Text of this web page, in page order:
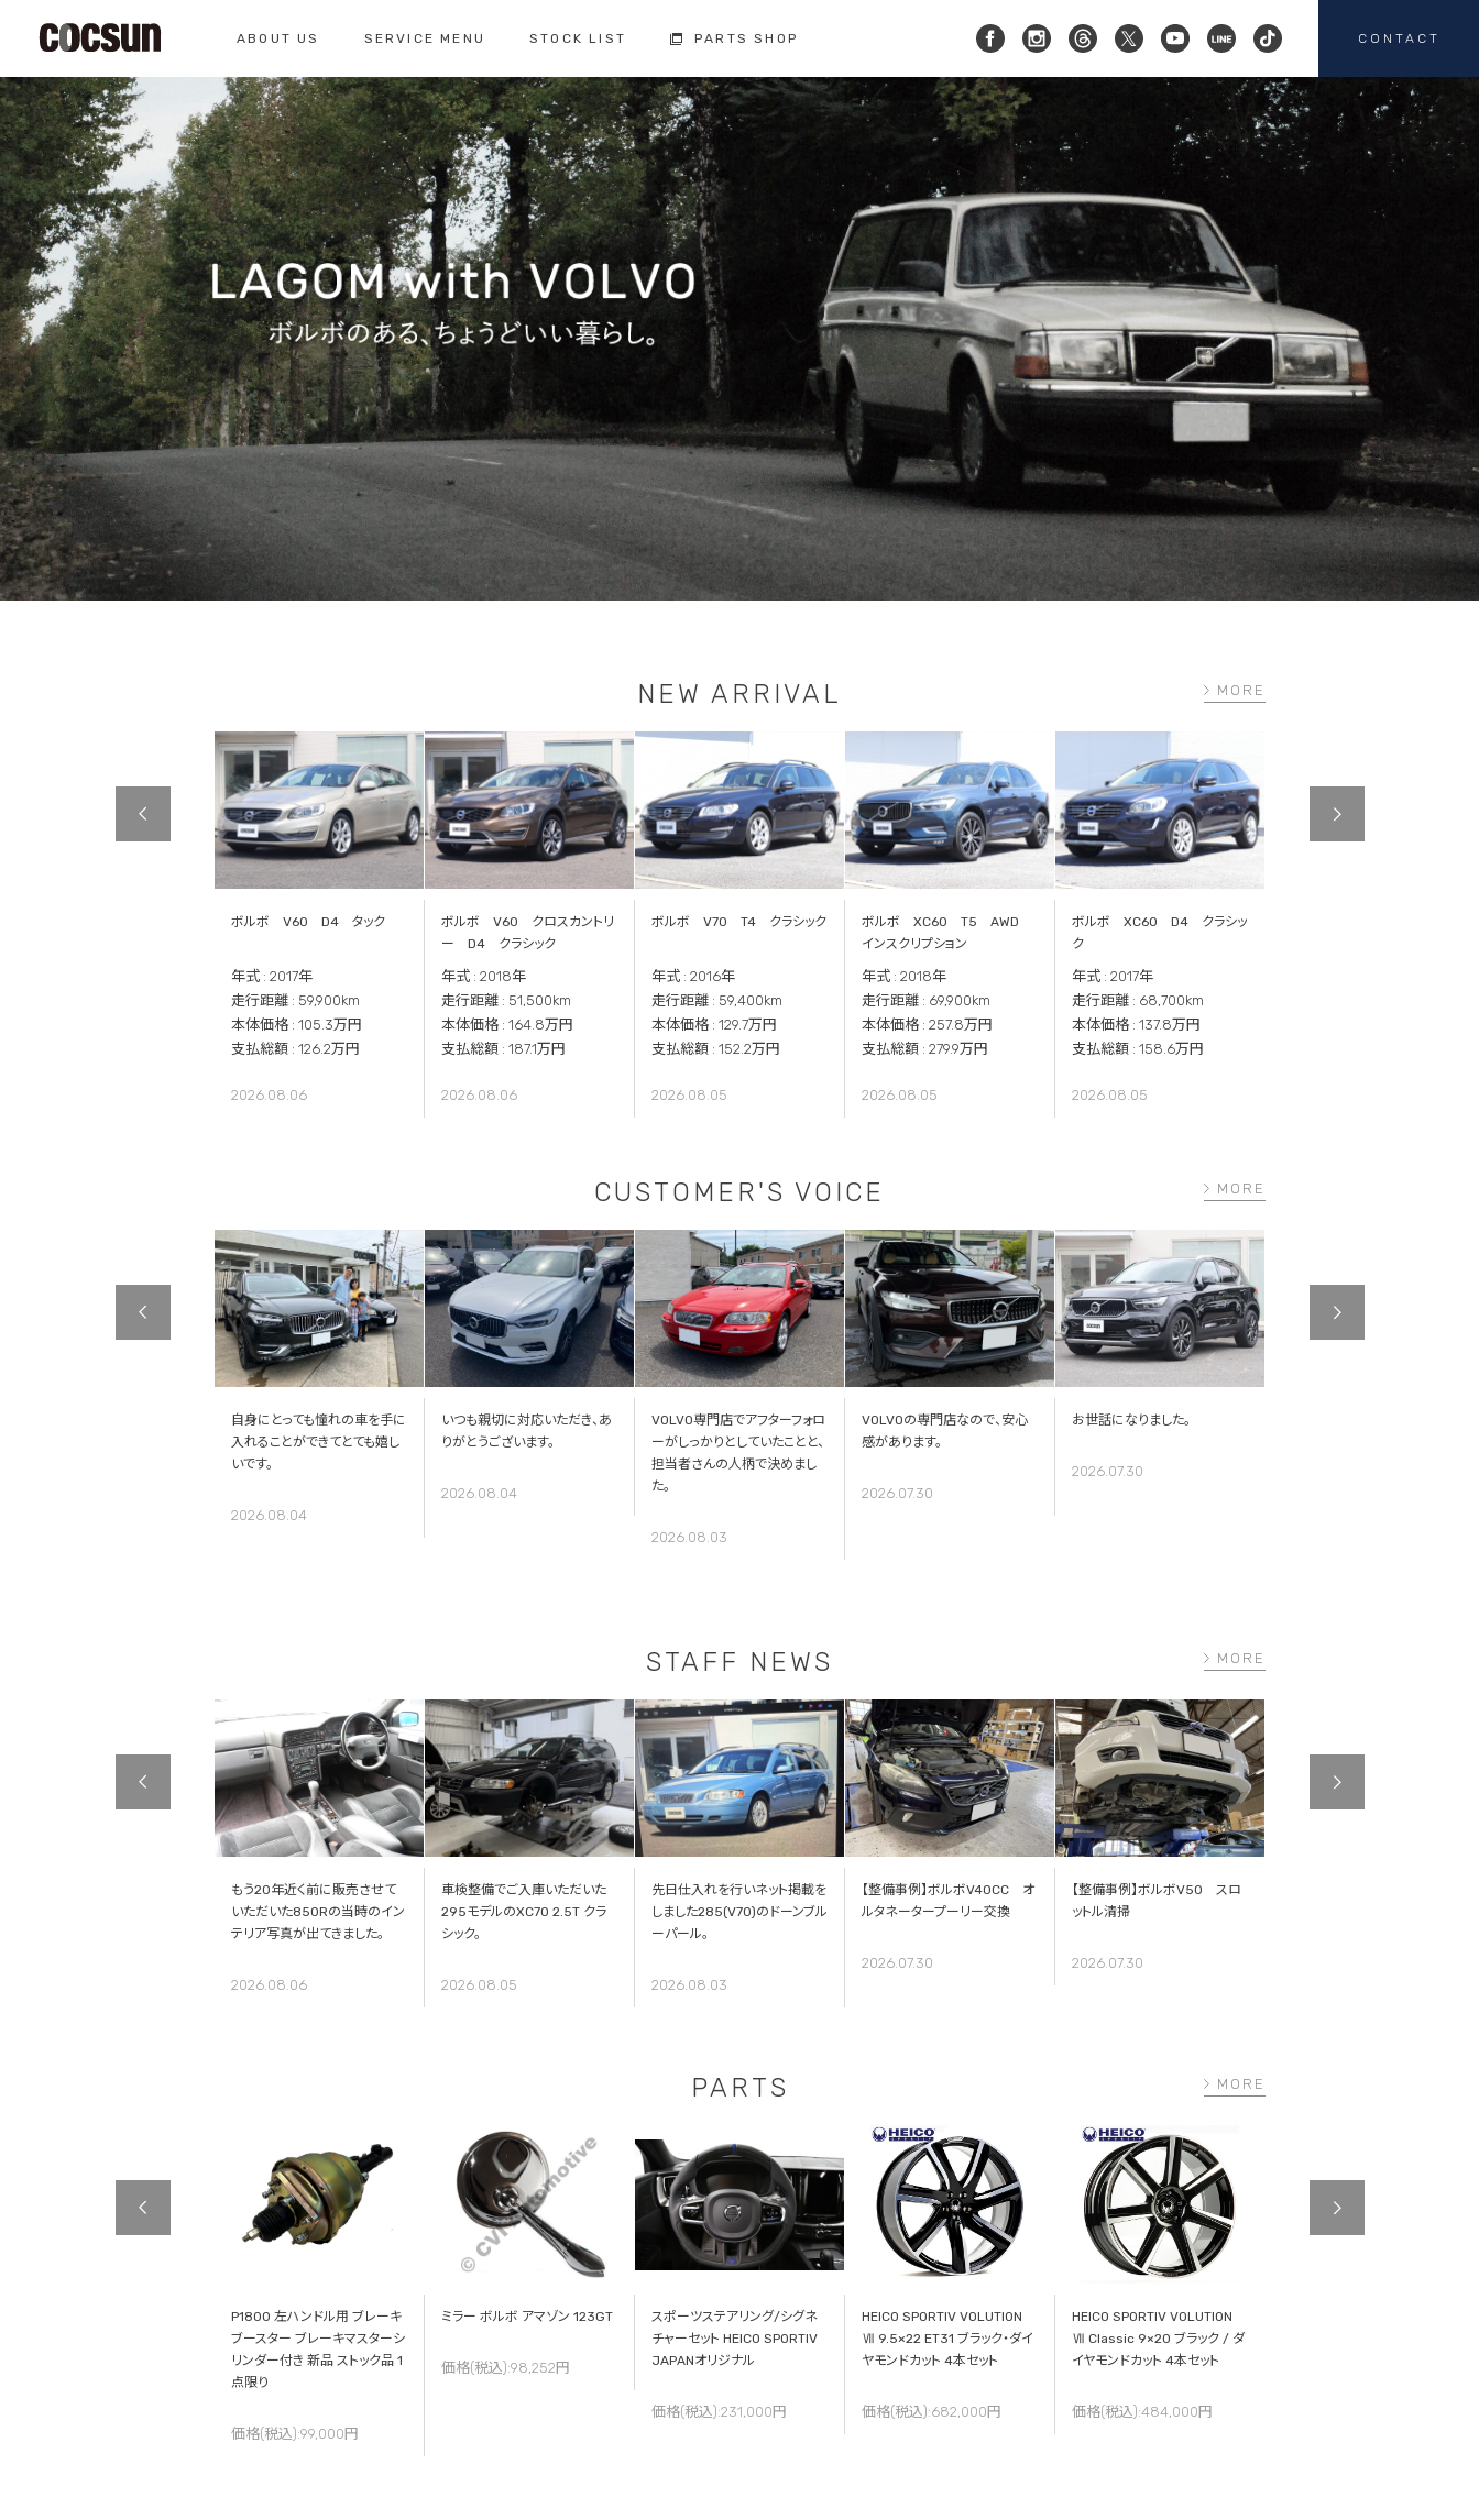
ABOUT US
私たちについて コクスンについて フィロソフィー 人と環境への配慮 会社概要 店舗紹介
仕入れの基準 お車の保証 納車前の整備 HEICO SPORTIV お客様の声
SERVICE MENU
サービスメニュー 車検のご案内 修理・点検・メンテナンス カスタマイズ
クラシックカー整備 ボルボ故障事例集 買取査定
STOCK LIST PARTS SHOP CONTACT
CONTACT
お問い合わせ
コクスン北名古屋
0568-26-7071
コクスン土浦
029-846-0727
コクスン野田
04-7137-7255
コクスン横浜
045-719-9357
総合お問い合わせ 車検のお問い合わせ
修理・点検・
メンテナンスの
お問い合わせ
カスタマイズの
クラシックカー整備の
お問い合わせ
注文販売の
お問い合わせ
板金塗装の
お問い合わせ
NEW ARRIVAL MORE
ボルボ V60 D4 タック
年式 : 2017年
走行距離 : 59,900km
本体価格 : 105.3万円
支払総額 : 126.2万円
2026.08.06
ボルボ V60 クロスカントリ
ー D4 クラシック
年式 : 2018年
走行距離 : 51,500km
本体価格 : 164.8万円
支払総額 : 187.1万円
2026.08.06
ボルボ V70 T4 クラシック
年式 : 2016年
走行距離 : 59,400km
本体価格 : 129.7万円
支払総額 : 152.2万円
2026.08.05
ボルボ XC60 T5 AWD
インスクリプション
年式 : 2018年
走行距離 : 69,900km
本体価格 : 257.8万円
支払総額 : 279.9万円
2026.08.05
ボルボ XC60 D4 クラシッ
ク
年式 : 2017年
走行距離 : 68,700km
本体価格 : 137.8万円
支払総額 : 158.6万円
2026.08.05
CUSTOMER'S VOICE MORE
自身にとっても憧れの車を手に
入れることができてとても嬉し
いです。
2026.08.04
いつも親切に対応いただき、あ
りがとうございます。
2026.08.04
VOLVO専門店でアフターフォロ
ーがしっかりとしていたことと、
担当者さんの人柄で決めまし
た。
2026.08.03
VOLVOの専門店なので、安心
感があります。
2026.07.30
お世話になりました。
2026.07.30
STAFF NEWS MORE
もう20年近く前に販売させて
いただいた850Rの当時のイン
テリア写真が出てきました。
2026.08.06
車検整備でご入庫いただいた
295モデルのXC70 2.5T クラ
シック。
2026.08.05
先日仕入れを行いネット掲載を
しました285(V70)のドーンブル
ーパール。
2026.08.03
【整備事例】ボルボV40CC オ
ルタネータープーリー交換
2026.07.30
【整備事例】ボルボV50 スロ
ットル清掃
2026.07.30
PARTS MORE
P1800 左ハンドル用 ブレーキ
ブースター ブレーキマスターシ
リンダー付き 新品 ストック品 1
点限り
価格(税込):99,000円
ミラー ボルボ アマゾン 123GT
価格(税込):98,252円
スポーツステアリング/シグネ
チャーセット HEICO SPORTIV
JAPANオリジナル
価格(税込):231,000円
HEICO SPORTIV VOLUTION
Ⅶ 9.5×22 ET31 ブラック・ダイ
ヤモンドカット 4本セット
価格(税込):682,000円
HEICO SPORTIV VOLUTION
Ⅶ Classic 9×20 ブラック / ダ
イヤモンドカット 4本セット
価格(税込):484,000円